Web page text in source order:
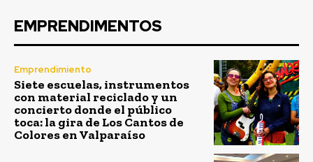
EMPRENDIMENTOS
Emprendimiento
Siete escuelas, instrumentos
con material reciclado y un
concierto donde el público
toca: la gira de Los Cantos de
Colores en Valparaíso